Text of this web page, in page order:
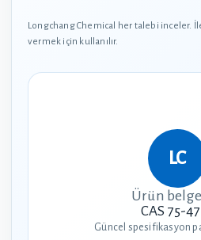
Longchang Chemical her talebi inceler.
vermek için kullanılır.
Ürün
CAS 75-
Güncel spesifikasyon